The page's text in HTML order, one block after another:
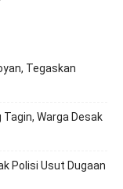
Tegaskan
Warga Desak
Polisi Usut Dugaan